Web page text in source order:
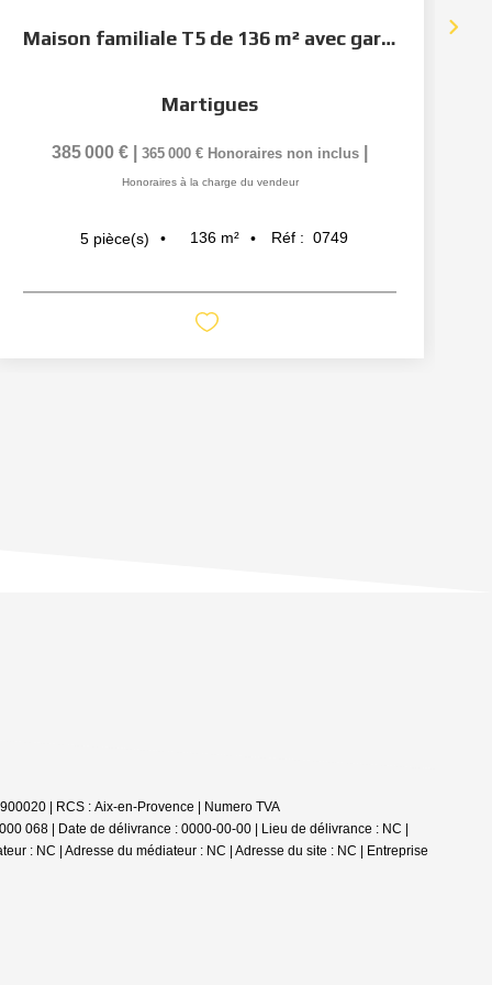
Maison familiale T5 de 136 m² avec garage et terrain de 525...
Martigues
385 000 € 365 000 € Honoraires non inclus
Honoraires à la charge du vendeur
5 pièce(s) 136 m² Réf : 0749
| RCS : Aix-en-Provence | Numero TVA
068 | Date de délivrance : 0000-00-00 | Lieu de délivrance : NC |
: NC | Adresse du médiateur : NC | Adresse du site : NC |
Entreprise